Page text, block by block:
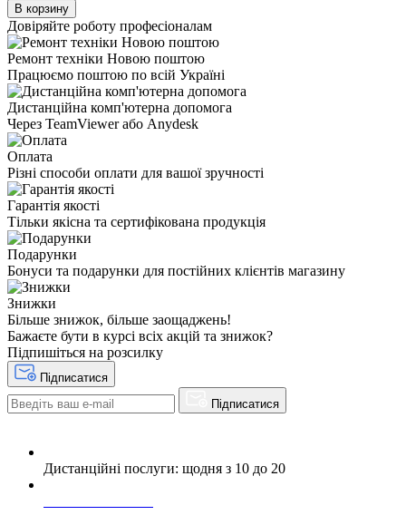
В корзину
Довіряйте роботу професіоналам
Ремонт техніки Новою поштою
Працюємо поштою по всій Україні
Дистанційна комп'ютерна допомога
Через TeamViewer або Anydesk
Оплата
Різні способи оплати для вашої зручності
Гарантія якості
Тільки якісна та сертифікована продукція
Подарунки
Бонуси та подарунки для постійних клієнтів магазину
Знижки
Більше знижок, більше заощаджень!
Бажаєте бути в курсі всіх акцій та знижок?
Підпишіться на розсилку
Підписатися
Підписатися
Дистанційні послуги: щодня з 10 до 20